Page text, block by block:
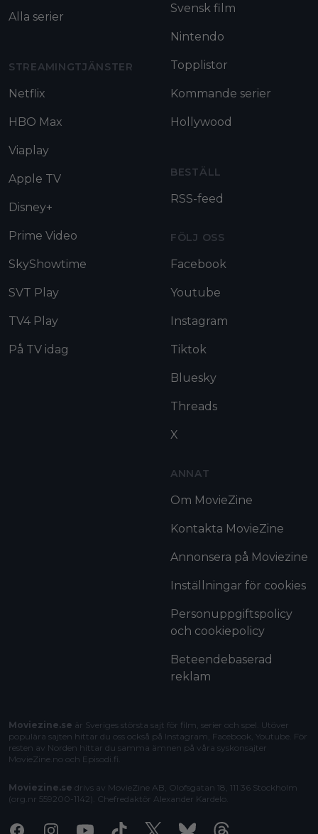
Alla serier
STREAMINGTJÄNSTER
Netflix
HBO Max
Viaplay
Apple TV
Disney+
Prime Video
SkyShowtime
SVT Play
TV4 Play
På TV idag
Svensk film
Nintendo
Topplistor
Kommande serier
Hollywood
BESTÄLL
RSS-feed
FÖLJ OSS
Facebook
Youtube
Instagram
Tiktok
Bluesky
Threads
X
ANNAT
Om MovieZine
Kontakta MovieZine
Annonsera på Moviezine
Inställningar för cookies
Personuppgiftspolicy
och cookiepolicy
Beteendebaserad
reklam
Moviezine.se är Sveriges största sajt för film, serier och spel. Utöver
populära sajten hittar du oss också på Instagram, Facebook, Youtube. För
resten av Norden hittar du samma ämnen på våra syskonsajter
MovieZine.no och Episodi.fi
Moviezine.se drivs av MovieZine AB, Olofsgatan 18, 111 36 Stockholm
(org.nr 559200-1142). Chefredaktör Alexander Kardelo
FacebookInstagramYoutubeTiktok X BlueskyThreads